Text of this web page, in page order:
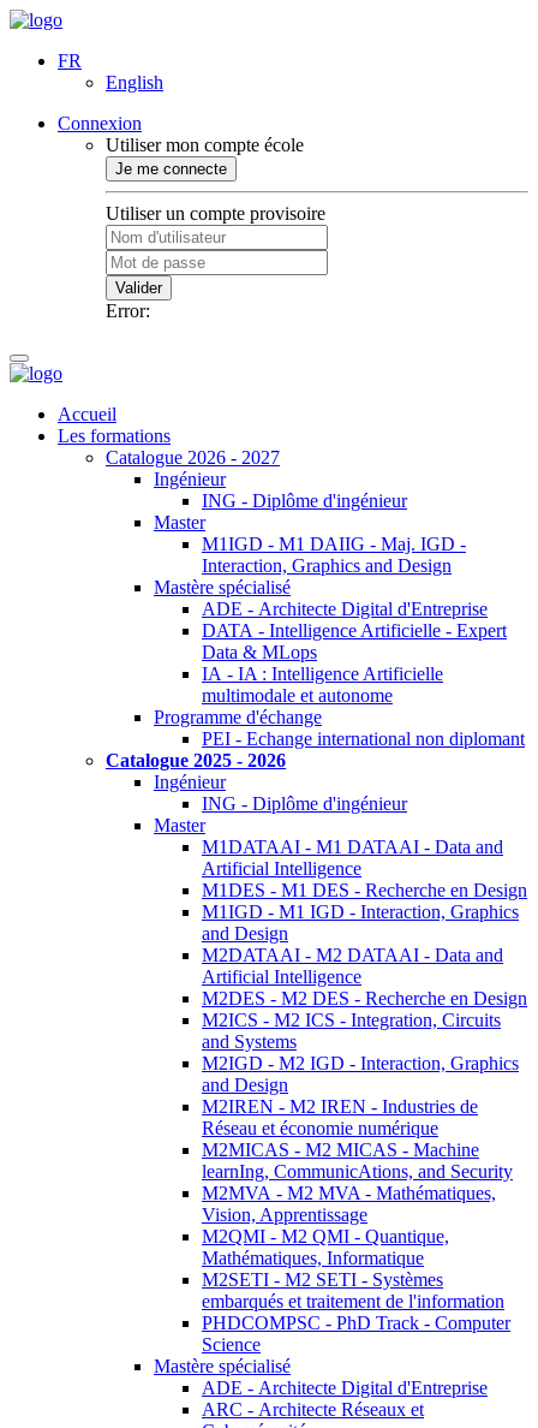
FR
English
Connexion
Utiliser mon compte école
Je me connecte
Utiliser un compte provisoire
Valider
Error:
Accueil
Les formations
Catalogue 2026 - 2027
Ingénieur
ING - Diplôme d'ingénieur
Master
M1IGD - M1 DAIIG - Maj. IGD -
Interaction, Graphics and Design
Mastère spécialisé
ADE - Architecte Digital d'Entreprise
DATA - Intelligence Artificielle - Expert
Data & MLops
IA - IA : Intelligence Artificielle
multimodale et autonome
Programme d'échange
PEI - Echange international non diplomant
Catalogue 2025 - 2026
Ingénieur
ING - Diplôme d'ingénieur
Master
M1DATAAI - M1 DATAAI - Data and
Artificial Intelligence
M1DES - M1 DES - Recherche en Design
M1IGD - M1 IGD - Interaction, Graphics
and Design
M2DATAAI - M2 DATAAI - Data and
Artificial Intelligence
M2DES - M2 DES - Recherche en Design
M2ICS - M2 ICS - Integration, Circuits
and Systems
M2IGD - M2 IGD - Interaction, Graphics
and Design
M2IREN - M2 IREN - Industries de
Réseau et économie numérique
M2MICAS - M2 MICAS - Machine
learnIng, CommunicAtions, and Security
M2MVA - M2 MVA - Mathématiques,
Vision, Apprentissage
M2QMI - M2 QMI - Quantique,
Mathématiques, Informatique
M2SETI - M2 SETI - Systèmes
embarqués et traitement de l'information
PHDCOMPSC - PhD Track - Computer
Science
Mastère spécialisé
ADE - Architecte Digital d'Entreprise
ARC - Architecte Réseaux et